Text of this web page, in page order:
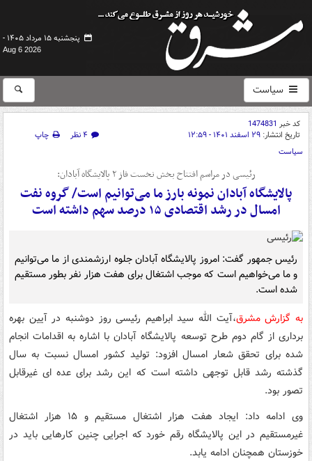
پنجشنبه ۱۵ مرداد ۱۴۰۵ -
Aug 6 2026
سیاست
کد خبر 1474831
تاریخ انتشار: ۲۹ اسفند ۱۴۰۱ - ۱۲:۵۹ ۴ نظر
چاپ
سیاست
رئیسی در مراسم افتتاح بخش نخست فاز ۲ پالایشگاه آبادان:
پالایشگاه آبادان نمونه بارز ما می‌توانیم است/ گروه نفت
امسال در رشد اقتصادی ۱۵ درصد سهم داشته است
رئیس جمهور گفت: امروز پالایشگاه آبادان جلوه ارزشمندی از ما می‌توانیم
و ما می‌خواهیم است که موجب اشتغال برای هفت هزار نفر بطور مستقیم
شده است.
به گزارش مشرق،آیت الله سید ابراهیم رئیسی روز دوشنبه در آیین بهره
برداری از گام دوم طرح توسعه پالایشگاه آبادان با اشاره به اقدامات انجام
شده برای تحقق شعار امسال افزود: تولید کشور امسال نسبت به سال
گذشته رشد قابل توجهی داشته است که این رشد برای عده ای غیرقابل
تصور بود.
وی ادامه داد: ایجاد هفت هزار اشتغال مستقیم و ۱۵ هزار اشتغال
غیرمستقیم در این پالایشگاه رقم خورد که اجرایی چنین کارهایی باید در
خوزستان همچنان ادامه یابد.